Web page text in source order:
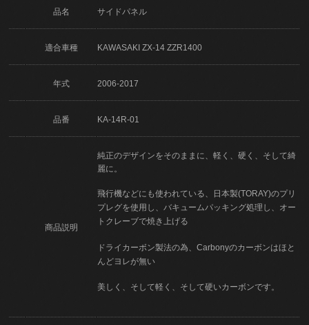
品名 サイドパネル
適合車種 KAWASAKI ZX-14 ZZR1400
年式 2006-2017
品番 KA-14R-01
商品説明
純正のデザインをそのままに、軽く、硬く、そして綺
麗に。
飛行機などにも使われている、日本製(TORAY)のプリ
プレグを使用し、バキュームパッキング処理し、オー
トクレーブで焼き上げる
ドライカーボン製法の為、Carbonyのカーボンはほと
んどヨレが無い
美しく、そして軽く、そして硬いカーボンです。